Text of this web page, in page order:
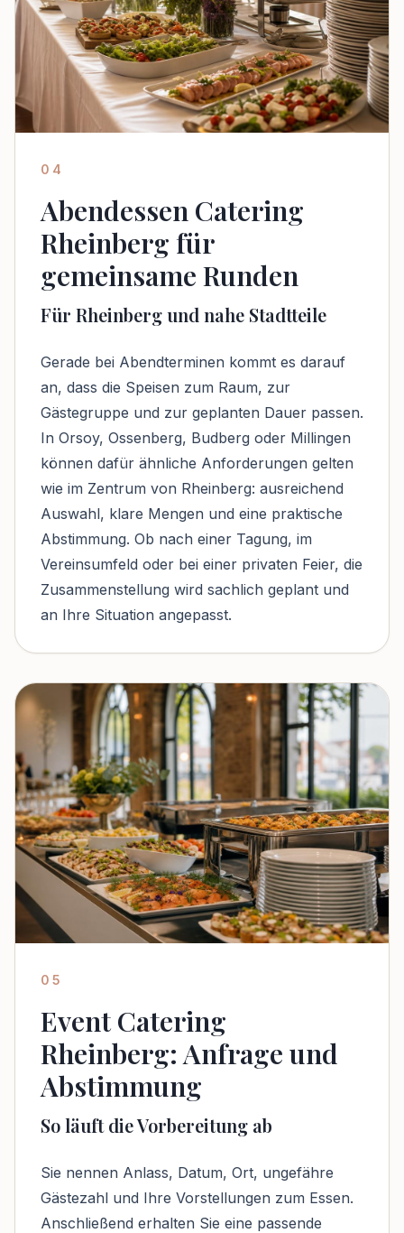
04
Abendessen Catering
Rheinberg für
gemeinsame Runden
Für Rheinberg und nahe Stadtteile
Gerade bei Abendterminen kommt es darauf
an, dass die Speisen zum Raum, zur
Gästegruppe und zur geplanten Dauer passen.
In Orsoy, Ossenberg, Budberg oder Millingen
können dafür ähnliche Anforderungen gelten
wie im Zentrum von Rheinberg: ausreichend
Auswahl, klare Mengen und eine praktische
Abstimmung. Ob nach einer Tagung, im
Vereinsumfeld oder bei einer privaten Feier, die
Zusammenstellung wird sachlich geplant und
an Ihre Situation angepasst.
05
Event Catering
Rheinberg: Anfrage und
Abstimmung
So läuft die Vorbereitung ab
Sie nennen Anlass, Datum, Ort, ungefähre
Gästezahl und Ihre Vorstellungen zum Essen.
Anschließend erhalten Sie eine passende